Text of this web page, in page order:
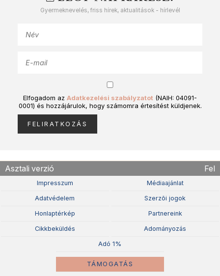
Gyermeknevelés, friss hírek, aktualitások - hírlevél
Elfogadom az Adatkezelési szabályzatot (NAIH: 04091-
0001) és hozzájárulok, hogy számomra értesítést küldjenek.
Asztali verzió Fel
Impresszum Médiaajánlat
Adatvédelem Szerzõi jogok
Honlaptérkép Partnereink
Cikkbeküldés Adományozás
Adó 1%
TÁMOGATÁS